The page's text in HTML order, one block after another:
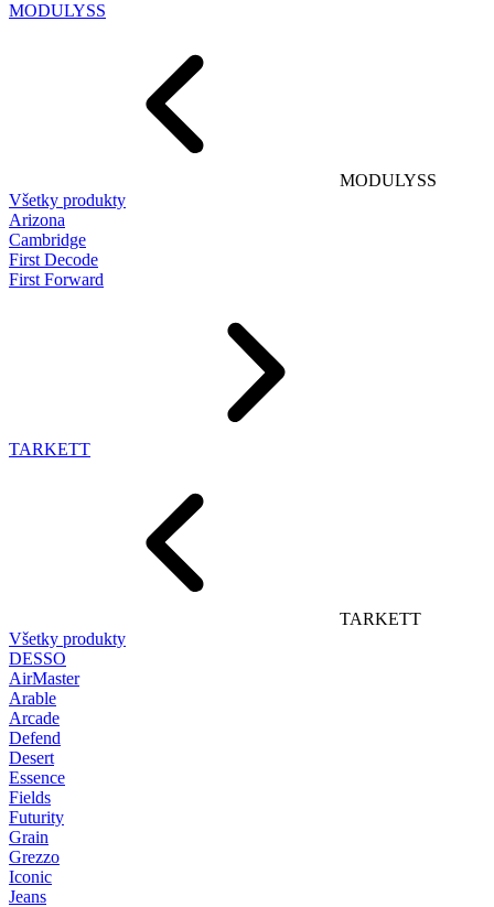
MODULYSS
MODULYSS
Všetky produkty
Arizona
Cambridge
First Decode
First Forward
TARKETT
TARKETT
Všetky produkty
DESSO
AirMaster
Arable
Arcade
Defend
Desert
Essence
Fields
Futurity
Grain
Grezzo
Iconic
Jeans